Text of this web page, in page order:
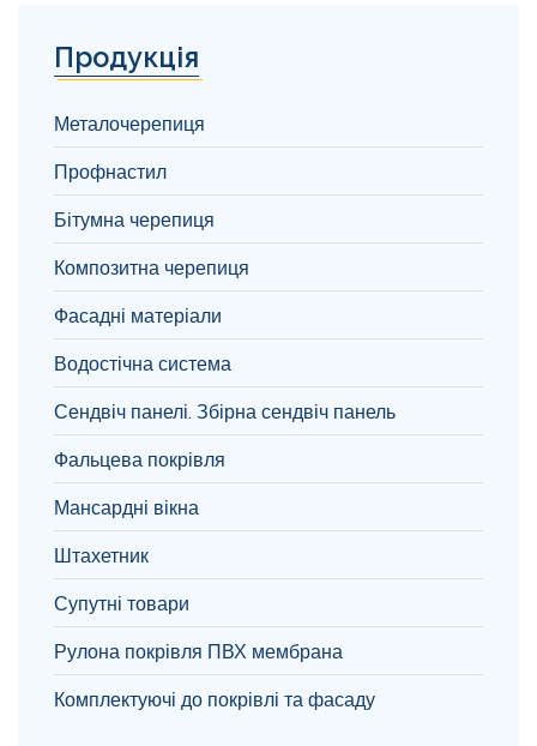
Продукція
Металочерепиця
Профнастил
Бітумна черепиця
Композитна черепиця
Фасадні матеріали
Водостічна система
Сендвіч панелі. Збірна сендвіч панель
Фальцева покрівля
Мансардні вікна
Штахетник
Супутні товари
Рулона покрівля ПВХ мембрана
Комплектуючі до покрівлі та фасаду